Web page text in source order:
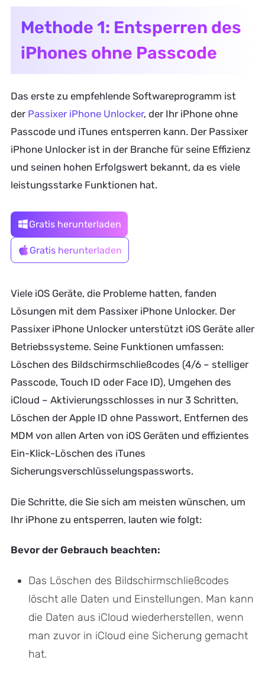
Methode 1: Entsperren des
iPhones ohne Passcode
Das erste zu empfehlende Softwareprogramm ist
der Passixer iPhone Unlocker, der Ihr iPhone ohne
Passcode und iTunes entsperren kann. Der Passixer
iPhone Unlocker ist in der Branche für seine Effizienz
und seinen hohen Erfolgswert bekannt, da es viele
leistungsstarke Funktionen hat.
Gratis herunterladen
Gratis herunterladen
Viele iOS Geräte, die Probleme hatten, fanden
Lösungen mit dem Passixer iPhone Unlocker. Der
Passixer iPhone Unlocker unterstützt iOS Geräte aller
Betriebssysteme. Seine Funktionen umfassen:
Löschen des Bildschirmschließcodes (4/6 – stelliger
Passcode, Touch ID oder Face ID), Umgehen des
iCloud – Aktivierungsschlosses in nur 3 Schritten,
Löschen der Apple ID ohne Passwort, Entfernen des
MDM von allen Arten von iOS Geräten und effizientes
Ein-Klick-Löschen des iTunes
Sicherungsverschlüsselungspassworts.
Die Schritte, die Sie sich am meisten wünschen, um
Ihr iPhone zu entsperren, lauten wie folgt:
Bevor der Gebrauch beachten:
Das Löschen des Bildschirmschließcodes
löscht alle Daten und Einstellungen. Man kann
die Daten aus iCloud wiederherstellen, wenn
man zuvor in iCloud eine Sicherung gemacht
hat.